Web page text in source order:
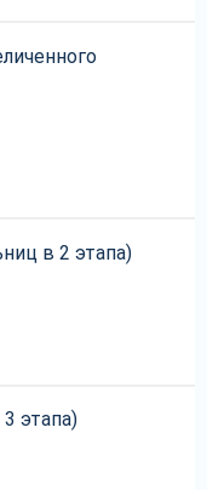
в 2 этапа)
этапа)